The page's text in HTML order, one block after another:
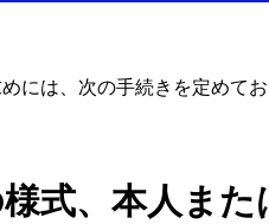
には、次の手続きを定めてお
式、本人ま